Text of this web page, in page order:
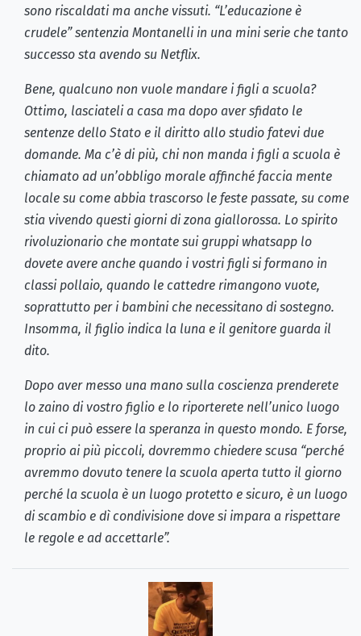
sono riscaldati ma anche vissuti. “L’educazione è
crudele” sentenzia Montanelli in una mini serie che tanto
successo sta avendo su Netflix.
Bene, qualcuno non vuole mandare i figli a scuola?
Ottimo, lasciateli a casa ma dopo aver sfidato le
sentenze dello Stato e il diritto allo studio fatevi due
domande. Ma c’è di più, chi non manda i figli a scuola è
chiamato ad un’obbligo morale affinché faccia mente
locale su come abbia trascorso le feste passate, su come
stia vivendo questi giorni di zona giallorossa. Lo spirito
rivoluzionario che montate sui gruppi whatsapp lo
dovete avere anche quando i vostri figli si formano in
classi pollaio, quando le cattedre rimangono vuote,
soprattutto per i bambini che necessitano di sostegno.
Insomma, il figlio indica la luna e il genitore guarda il
dito.
Dopo aver messo una mano sulla coscienza prenderete
lo zaino di vostro figlio e lo riporterete nell’unico luogo
in cui ci può essere la speranza in questo mondo. E forse,
proprio ai più piccoli, dovremmo chiedere scusa “perché
avremmo dovuto tenere la scuola aperta tutto il giorno
perché la scuola è un luogo protetto e sicuro, è un luogo
di scambio e dì condivisione dove si impara a rispettare
le regole e ad accettarle”.